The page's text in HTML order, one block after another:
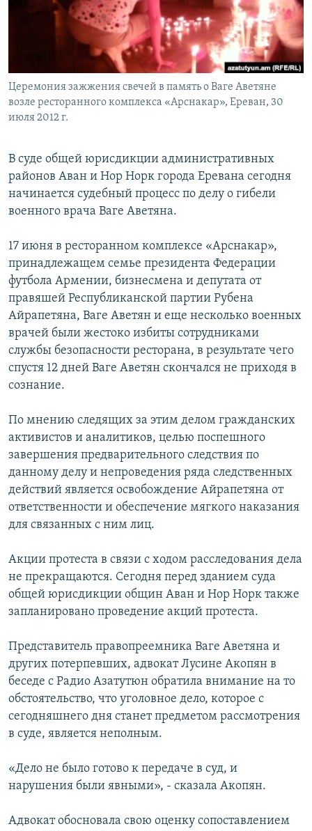
Հայերեն
Русский
Все сайты Радио Азатутюн
Церемония зажжения свечей в память о Ваге Аветяне
возле ресторанного комплекса «Арснакар», Ереван, 30
июля 2012 г.
В суде общей юрисдикции административных
районов Аван и Нор Норк города Еревана сегодня
начинается судебный процесс по делу о гибели
военного врача Ваге Аветяна.
17 июня в ресторанном комплексе «Арснакар»,
принадлежащем семье президента Федерации
футбола Армении, бизнесмена и депутата от
правяшей Республиканской партии Рубена
Айрапетяна, Ваге Аветян и еще несколько военных
врачей были жестоко избиты сотрудниками
службы безопасности ресторана, в результате чего
спустя 12 дней Ваге Аветян скончался не приходя в
сознание.
По мнению следящих за этим делом гражданских
активистов и аналитиков, целью поспешного
завершения предварительного следствия по
данному делу и непроведения ряда следственных
действий является освобождение Айрапетяна от
ответственности и обеспечение мягкого наказания
для связанных с ним лиц.
Акции протеста в связи с ходом расследования дела
не прекращаются. Сегодня перед зданием суда
общей юрисдикции общин Аван и Нор Норк также
запланировано проведение акций протеста.
Представитель правопреемника Ваге Аветяна и
других потерпевших, адвокат Лусине Акопян в
беседе с Радио Азатутюн обратила внимание на то
обстоятельство, что уголовное дело, которое с
сегодняшнего дня станет предметом рассмотрения
в суде, является неполным.
«Дело не было готово к передаче в суд, и
нарушения были явными», - сказала Акопян.
Адвокат обосновала свою оценку сопоставлением